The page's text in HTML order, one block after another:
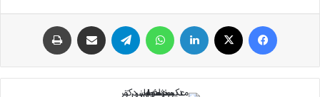
فیس بوک لینکدین واتس آپ تلگرام اشتراک گذاری از طریق ایمیل